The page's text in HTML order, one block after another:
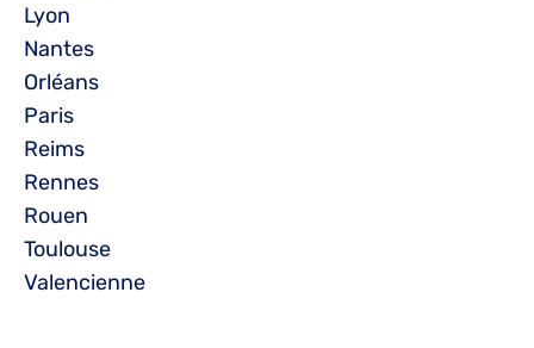
Lyon
Nantes
Orléans
Paris
Reims
Rennes
Rouen
Toulouse
Valencienne